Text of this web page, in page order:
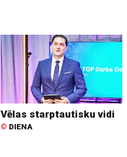
Vēlas starptautisku vidi
© DIENA